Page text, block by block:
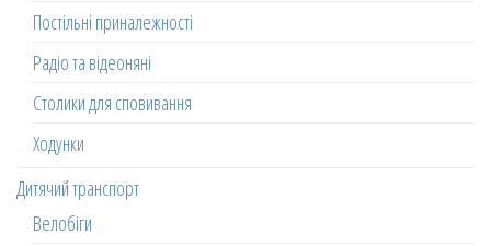
Постільні приналежності
Радіо та відеоняні
Столики для сповивання
Ходунки
Дитячий транспорт
Велобіги